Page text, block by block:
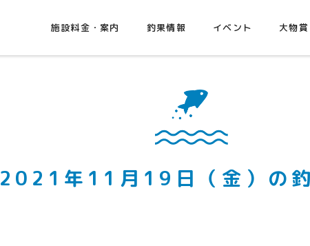
施設料金・案内 釣果情報 イベント 大物賞
2021年11月19日（金）の